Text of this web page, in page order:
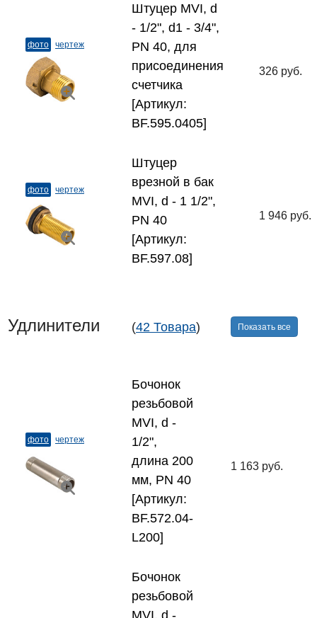
фото чертеж
Штуцер MVI, d
- 1/2", d1 - 3/4",
PN 40, для
присоединения
счетчика
[Артикул:
BF.595.0405]
326 руб.
фото чертеж
Штуцер
врезной в бак
MVI, d - 1 1/2",
PN 40
[Артикул:
BF.597.08]
1 946 руб.
Удлинители (42 Товара) Показать все
фото чертеж
Бочонок
резьбовой
MVI, d -
1/2",
длина 200
мм, PN 40
[Артикул:
BF.572.04-
L200]
1 163 руб.
Бочонок
резьбовой
MVI, d -